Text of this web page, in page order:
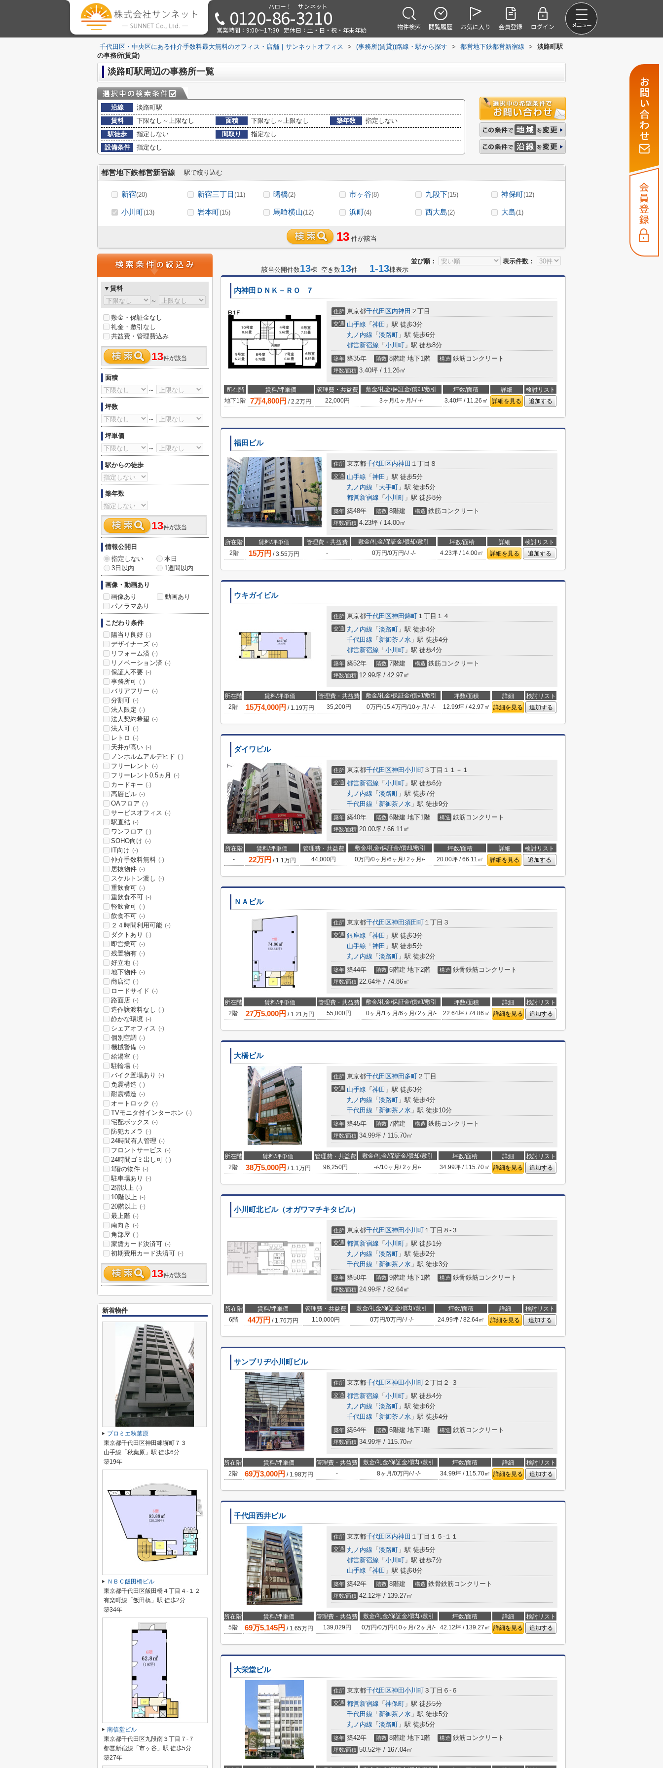
ハロー！ サンネット
0120-86-3210
営業時間：9:00～17:30 定休日：土・日・祝・年末年始 物件検索 閲覧履歴 お気に入り 会員登録 ログイン
千代田区・中央区にある仲介手数料最大無料のオフィス・店舗｜サンネットオフィス > (事務所(賃貸))路線・駅から探す > 都営地下鉄都営新宿線 >
淡路町駅
の事務所(賃貸)
淡路町駅周辺の事務所一覧
沿線
淡路町駅
賃料
下限なし～上限なし 面積 下限なし～上限なし 築年数
指定しない
駅徒歩
指定しない 間取り
指定なし
設備条件
指定なし
都営地下鉄都営新宿線 駅で絞り込む
新宿(20) 新宿三丁目 (11) 曙橋(2) 市ヶ谷(8) 九段下(15) 神保町(12)
小川町(13) 岩本町(15) 馬喰横山(12) 浜町(4) 西大島(2) 大島(1)
13 件が該当
並び順：
表示件数：
該当公開件数13棟 空き数13件 1-13棟表示
内神田ＤＮＫ－ＲＯ 7
住所 東京都千代田区内神田 ２丁目
交通 山手線 「 神田 」駅 徒歩3分
丸ノ内線 「 淡路町 」駅 徒歩6分
都営新宿線 「 小川町 」駅 徒歩8分
築年 築35年 階数 8階建 地下1階 構造 鉄筋コンクリート
坪数/面積 3.40坪 / 11.26㎡
所在階 賃料/坪単価 管理費・共益費 敷金/礼金/保証金/償却/敷引 坪数/面積 詳細
検討リスト
地下1階
7万4,800円 /2.2万円 22,000円 3ヶ月 /1ヶ月 /-/-/- 3.40坪 / 11.26㎡ 詳細を見る 追加する
福田ビル
住所 東京都千代田区内神田 １丁目８
交通 山手線 「 神田 」駅 徒歩5分
丸ノ内線 「 大手町 」駅 徒歩5分
都営新宿線 「 小川町 」駅 徒歩8分
築年 築48年 階数 8階建 構造 鉄筋コンクリート
坪数/面積 4.23坪 / 14.00㎡
所在階 賃料/坪単価 管理費・共益費 敷金/礼金/保証金/償却/敷引 坪数/面積 詳細
検討リスト
2階
15万円 /3.55万円 - 0万円/0万円/-/-/- 4.23坪 / 14.00㎡ 詳細を見る 追加する
ウキガイビル
住所 東京都千代田区神田錦町 １丁目１４
交通 丸ノ内線 「 淡路町 」駅 徒歩4分
千代田線 「 新御茶ノ水 」駅 徒歩4分
都営新宿線 「 小川町 」駅 徒歩4分
築年 築52年 階数 7階建 構造 鉄筋コンクリート
坪数/面積 12.99坪 / 42.97㎡
所在階 賃料/坪単価 管理費・共益費 敷金/礼金/保証金/償却/敷引 坪数/面積 詳細
検討リスト
2階
15万4,000円 / 1.19万円 35,200円 0万円/15.4万円/10ヶ月 /-/- 12.99坪 / 42.97㎡ 詳細を見る 追加する
ダイワビル
住所 東京都千代田区神田小川町 ３丁目１１－１
交通 都営新宿線 「 小川町 」駅 徒歩6分
丸ノ内線 「 淡路町 」駅 徒歩7分
千代田線 「 新御茶ノ水 」駅 徒歩9分
築年 築40年 階数 6階建 地下1階 構造 鉄筋コンクリート
坪数/面積 20.00坪 / 66.11㎡
所在階 賃料/坪単価 管理費・共益費 敷金/礼金/保証金/償却/敷引 坪数/面積 詳細
検討リスト
-
22万円 / 1.1万円 44,000円 0万円/0ヶ月 /6ヶ月 /2ヶ月 /- 20.00坪 / 66.11㎡ 詳細を見る 追加する
ＮＡビル
住所 東京都千代田区神田須田町 １丁目３
交通 銀座線 「 神田 」駅 徒歩3分
山手線 「 神田 」駅 徒歩5分
丸ノ内線 「 淡路町 」駅 徒歩2分
築年 築44年 階数 6階建 地下2階 構造 鉄骨鉄筋コンクリート
坪数/面積 22.64坪 / 74.86㎡
所在階 賃料/坪単価 管理費・共益費 敷金/礼金/保証金/償却/敷引 坪数/面積 詳細
検討リスト
2階
27万5,000円 / 1.21万円 55,000円 0ヶ月 /1ヶ月 /6ヶ月 /2ヶ月 /- 22.64坪 / 74.86㎡ 詳細を見る 追加する
大橋ビル
住所 東京都千代田区神田多町 ２丁目
交通 山手線 「 神田 」駅 徒歩3分
丸ノ内線 「 淡路町 」駅 徒歩4分
千代田線 「 新御茶ノ水 」駅 徒歩10分
築年 築45年 階数 7階建 構造 鉄筋コンクリート
坪数/面積 34.99坪 / 115.70㎡
所在階 賃料/坪単価 管理費・共益費 敷金/礼金/保証金/償却/敷引 坪数/面積 詳細
検討リスト
2階
38万5,000円 / 1.1万円 96,250円 -/-/10ヶ月 /2ヶ月 /- 34.99坪 / 115.70㎡ 詳細を見る 追加する
小川町北ビル（オガワマチキタビル）
住所 東京都千代田区神田小川町 １丁目８-３
交通 都営新宿線 「 小川町 」駅 徒歩1分
丸ノ内線 「 淡路町 」駅 徒歩2分
千代田線 「 新御茶ノ水 」駅 徒歩3分
築年 築50年 階数 9階建 地下1階 構造 鉄骨鉄筋コンクリート
坪数/面積 24.99坪 / 82.64㎡
所在階 賃料/坪単価 管理費・共益費 敷金/礼金/保証金/償却/敷引 坪数/面積 詳細
検討リスト
6階
44万円 / 1.76万円 110,000円 0万円/0万円/-/-/- 24.99坪 / 82.64㎡ 詳細を見る 追加する
サンブリヂ小川町ビル
住所 東京都千代田区神田小川町 ２丁目２-３
交通 都営新宿線 「 小川町 」駅 徒歩4分
丸ノ内線 「 淡路町 」駅 徒歩6分
千代田線 「 新御茶ノ水 」駅 徒歩4分
築年 築64年 階数 6階建 地下1階 構造 鉄筋コンクリート
坪数/面積 34.99坪 / 115.70㎡
所在階 賃料/坪単価 管理費・共益費 敷金/礼金/保証金/償却/敷引 坪数/面積 詳細
検討リスト
2階
69万3,000円 / 1.98万円 - 8ヶ月 /0万円/-/-/- 34.99坪 / 115.70㎡ 詳細を見る 追加する
千代田西井ビル
住所 東京都千代田区内神田 １丁目１５-１１
交通 丸ノ内線 「 淡路町 」駅 徒歩5分
都営新宿線 「 小川町 」駅 徒歩7分
山手線 「 神田 」駅 徒歩8分
築年 築42年 階数 8階建 構造 鉄骨鉄筋コンクリート
坪数/面積 42.12坪 / 139.27㎡
所在階 賃料/坪単価 管理費・共益費 敷金/礼金/保証金/償却/敷引 坪数/面積 詳細
検討リスト
5階
69万5,145円 / 1.65万円 139,029円 0万円/0万円/10ヶ月 /2ヶ月 /- 42.12坪 / 139.27㎡ 詳細を見る 追加する
大栄堂ビル
住所 東京都千代田区神田小川町 ３丁目６-６
交通 都営新宿線 「 神保町 」駅 徒歩5分
千代田線 「 新御茶ノ水 」駅 徒歩5分
丸ノ内線 「 淡路町 」駅 徒歩5分
築年 築42年 階数 8階建 地下1階 構造 鉄筋コンクリート
坪数/面積 50.52坪 / 167.04㎡
▼賃料
～
敷金・保証金なし
礼金・敷引なし
共益費・管理費込み
13件が該当
面積
～
坪数
～
坪単価
～
駅からの徒歩
築年数
13件が該当
情報公開日
指定しない
本日
3日以内
1週間以内
画像・動画あり
画像あり
動画あり
パノラマあり
こだわり条件
陽当り良好 (-)
デザイナーズ (-)
リフォーム済 (-)
リノベーション済 (-)
保証人不要 (-)
事務所可 (-)
バリアフリー (-)
分割可 (-)
法人限定 (-)
法人契約希望 (-)
法人可 (-)
レトロ (-)
天井が高い (-)
ノンホルムアルデヒド (-)
フリーレント (-)
フリーレント0.5ヵ月 (-)
カードキー (-)
高層ビル (-)
OAフロア (-)
サービスオフィス (-)
駅直結 (-)
ワンフロア (-)
SOHO向け (-)
IT向け (-)
仲介手数料無料 (-)
居抜物件 (-)
スケルトン渡し (-)
重飲食可 (-)
重飲食不可 (-)
軽飲食可 (-)
飲食不可 (-)
２４時間利用可能 (-)
ダクトあり (-)
即営業可 (-)
残置物有 (-)
好立地 (-)
地下物件 (-)
商店街 (-)
ロードサイド (-)
路面店 (-)
造作譲渡料なし (-)
静かな環境 (-)
シェアオフィス (-)
個別空調 (-)
機械警備 (-)
給湯室 (-)
駐輪場 (-)
バイク置場あり (-)
免震構造 (-)
耐震構造 (-)
オートロック (-)
TVモニタ付インターホン (-)
宅配ボックス (-)
防犯カメラ (-)
24時間有人管理 (-)
フロントサービス (-)
24時間ゴミ出し可 (-)
1階の物件 (-)
駐車場あり (-)
2階以上 (-)
10階以上 (-)
20階以上 (-)
最上階 (-)
南向き (-)
角部屋 (-)
家賃カード決済可 (-)
初期費用カード決済可 (-)
13件が該当
新着物件
プロミエ秋葉原
東京都千代田区神田練塀町７３
山手線「秋葉原」駅 徒歩6分
築19年
ＮＢＣ飯田橋ビル
東京都千代田区飯田橋４丁目４-１２
有楽町線「飯田橋」駅 徒歩2分
築34年
南信堂ビル
東京都千代田区九段南３丁目７-７
都営新宿線「市ヶ谷」駅 徒歩5分
築27年